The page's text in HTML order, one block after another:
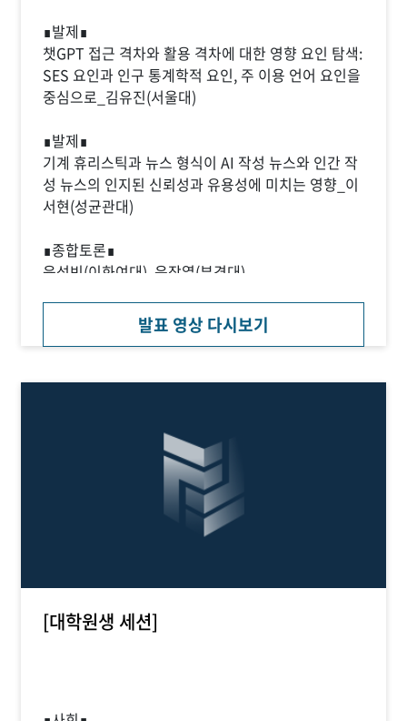
∎발제∎
챗GPT 접근 격차와 활용 격차에 대한 영향 요인 탐색:
SES 요인과 인구 통계학적 요인, 주 이용 언어 요인을
중심으로_김유진(서울대)
∎발제∎
기계 휴리스틱과 뉴스 형식이 AI 작성 뉴스와 인간 작
성 뉴스의 인지된 신뢰성과 유용성에 미치는 영향_이
서현(성균관대)
∎종합토론∎
육성빈(이화여대), 윤장열(부경대)
발표 영상 다시보기
[대학원생 세션]